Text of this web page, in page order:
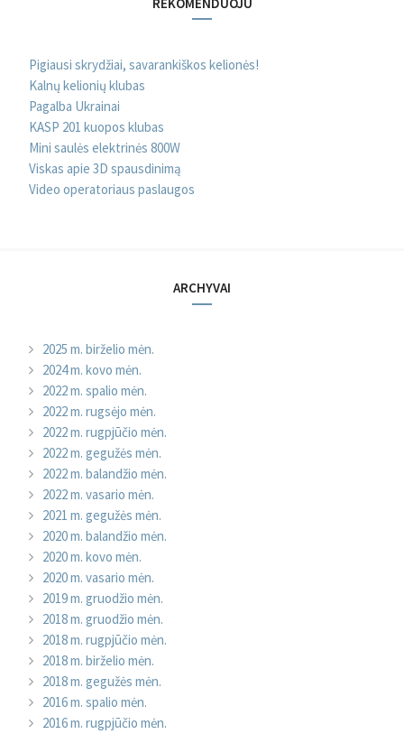
Pigiausi skrydžiai, savarankiškos kelionės!
Kalnų kelionių klubas
Pagalba Ukrainai
KASP 201 kuopos klubas
Mini saulės elektrinės 800W
Viskas apie 3D spausdinimą
Video operatoriaus paslaugos
ARCHYVAI
2025 m. birželio mėn.
2024 m. kovo mėn.
2022 m. spalio mėn.
2022 m. rugsėjo mėn.
2022 m. rugpjūčio mėn.
2022 m. gegužės mėn.
2022 m. balandžio mėn.
2022 m. vasario mėn.
2021 m. gegužės mėn.
2020 m. balandžio mėn.
2020 m. kovo mėn.
2020 m. vasario mėn.
2019 m. gruodžio mėn.
2018 m. gruodžio mėn.
2018 m. rugpjūčio mėn.
2018 m. birželio mėn.
2018 m. gegužės mėn.
2016 m. spalio mėn.
2016 m. rugpjūčio mėn.